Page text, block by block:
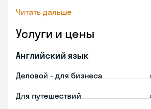
Читать дальше
Услуги и цены
Английский язык
Деловой - для бизнеса
Для путешествий